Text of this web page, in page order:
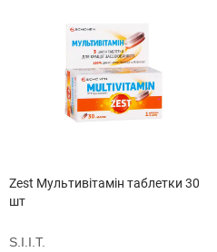
Zest Мультивітамін таблетки 30
шт
S.I.I.T.